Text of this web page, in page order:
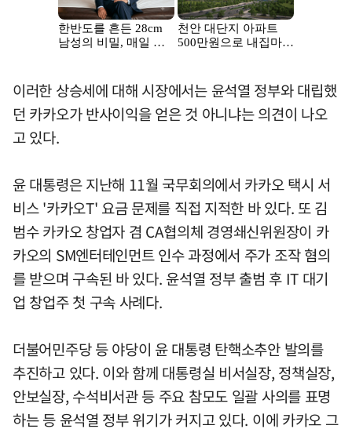
이러한 상승세에 대해 시장에서는 윤석열 정부와 대립했
던 카카오가 반사이익을 얻은 것 아니냐는 의견이 나오
고 있다.
윤 대통령은 지난해 11월 국무회의에서 카카오 택시 서
비스 '카카오T' 요금 문제를 직접 지적한 바 있다. 또 김
범수 카카오 창업자 겸 CA협의체 경영쇄신위원장이 카
카오의 SM엔터테인먼트 인수 과정에서 주가 조작 혐의
를 받으며 구속된 바 있다. 윤석열 정부 출범 후 IT 대기
업 창업주 첫 구속 사례다.
더불어민주당 등 야당이 윤 대통령 탄핵소추안 발의를
추진하고 있다. 이와 함께 대통령실 비서실장, 정책실장,
안보실장, 수석비서관 등 주요 참모도 일괄 사의를 표명
하는 등 윤석열 정부 위기가 커지고 있다. 이에 카카오 그